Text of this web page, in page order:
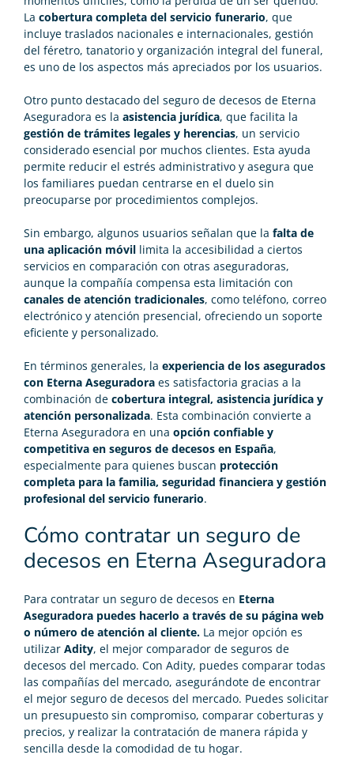
La cobertura completa del servicio funerario, que
incluye traslados nacionales e internacionales, gestión
del féretro, tanatorio y organización integral del funeral,
es uno de los aspectos más apreciados por los usuarios.
Otro punto destacado del seguro de decesos de Eterna
Aseguradora es la asistencia jurídica, que facilita la
gestión de trámites legales y herencias, un servicio
considerado esencial por muchos clientes. Esta ayuda
permite reducir el estrés administrativo y asegura que
los familiares puedan centrarse en el duelo sin
preocuparse por procedimientos complejos.
Sin embargo, algunos usuarios señalan que la falta de
una aplicación móvil limita la accesibilidad a ciertos
servicios en comparación con otras aseguradoras,
aunque la compañía compensa esta limitación con
canales de atención tradicionales, como teléfono, correo
electrónico y atención presencial, ofreciendo un soporte
eficiente y personalizado.
En términos generales, la experiencia de los asegurados
con Eterna Aseguradora es satisfactoria gracias a la
combinación de cobertura integral, asistencia jurídica y
atención personalizada. Esta combinación convierte a
Eterna Aseguradora en una opción confiable y
competitiva en seguros de decesos en España,
especialmente para quienes buscan protección
completa para la familia, seguridad financiera y gestión
profesional del servicio funerario.
Cómo contratar un seguro de
decesos en Eterna Aseguradora
Para contratar un seguro de decesos en Eterna
Aseguradora puedes hacerlo a través de su página web
o número de atención al cliente. La mejor opción es
utilizar Adity, el mejor comparador de seguros de
decesos del mercado. Con Adity, puedes comparar todas
las compañías del mercado, asegurándote de encontrar
el mejor seguro de decesos del mercado. Puedes solicitar
un presupuesto sin compromiso, comparar coberturas y
precios, y realizar la contratación de manera rápida y
sencilla desde la comodidad de tu hogar.